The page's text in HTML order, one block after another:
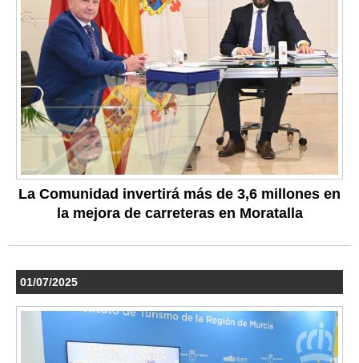
La Comunidad invertirá más de 3,6 millones en
la mejora de carreteras en Moratalla
01/07/2025